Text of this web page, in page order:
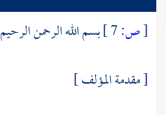
[ص:
بسم الله الرحمن الرحيم
[ مقدمة المؤلف ]